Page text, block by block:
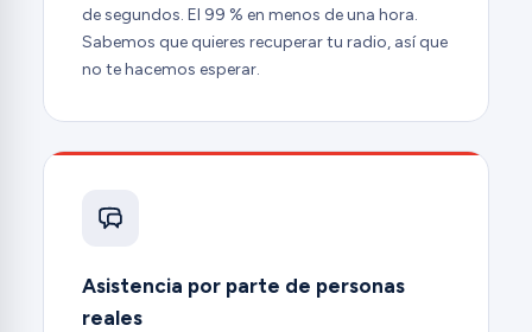
de segundos. El 99 % en menos de una hora.
Sabemos que quieres recuperar tu radio, así que
no te hacemos esperar.
Asistencia por parte de personas
reales